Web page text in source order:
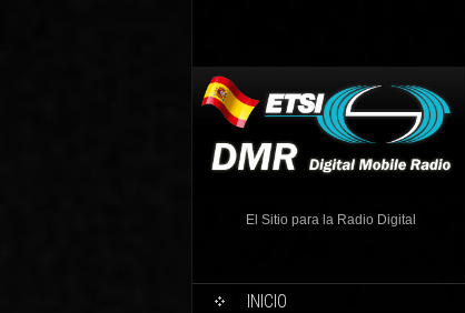
El Sitio para la Radio Digital
INICIO